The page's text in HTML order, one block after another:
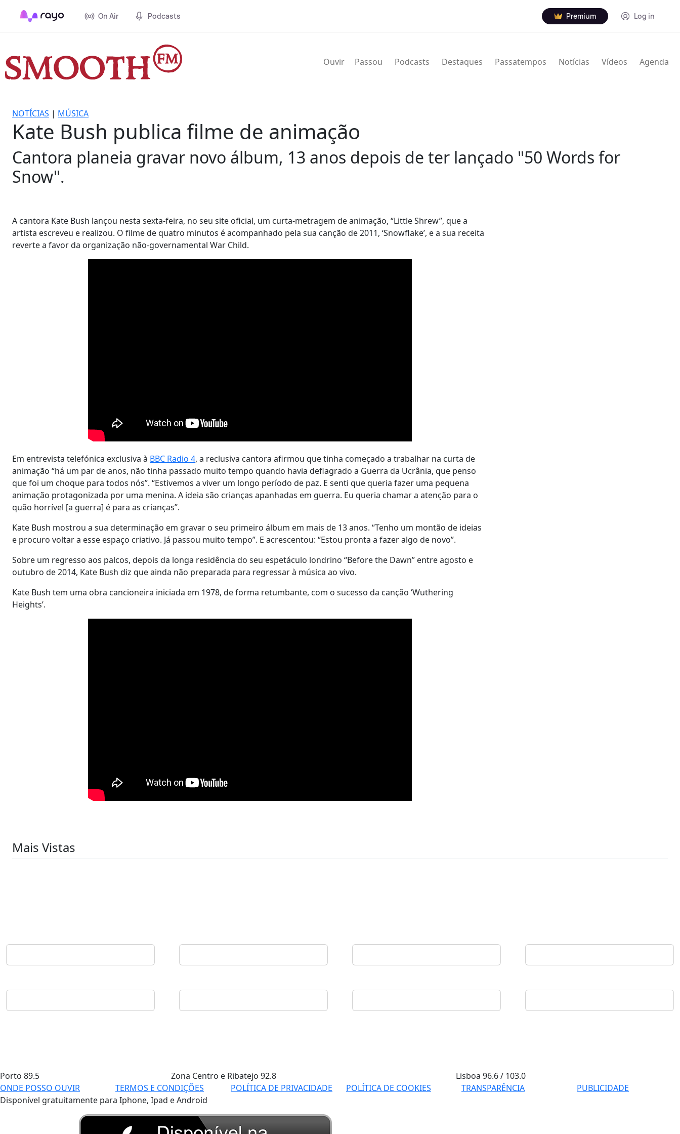
On Air Podcasts Premium Log in
Ouvir Passou Podcasts Destaques Passatempos Notícias Vídeos Agenda
NOTÍCIAS | MÚSICA
Kate Bush publica filme de animação
Cantora planeia gravar novo álbum, 13 anos depois de ter lançado "50 Words for
Snow".
A cantora Kate Bush lançou nesta sexta-feira, no seu site oficial, um curta-metragem de animação, “Little Shrew”, que a
artista escreveu e realizou. O filme de quatro minutos é acompanhado pela sua canção de 2011, ‘Snowflake’, e a sua receita
reverte a favor da organização não-governamental War Child.
Em entrevista telefónica exclusiva à BBC Radio 4, a reclusiva cantora afirmou que tinha começado a trabalhar na curta de
animação “há um par de anos, não tinha passado muito tempo quando havia deflagrado a Guerra da Ucrânia, que penso
que foi um choque para todos nós”. “Estivemos a viver um longo período de paz. E senti que queria fazer uma pequena
animação protagonizada por uma menina. A ideia são crianças apanhadas em guerra. Eu queria chamar a atenção para o
quão horrível [a guerra] é para as crianças”.
Kate Bush mostrou a sua determinação em gravar o seu primeiro álbum em mais de 13 anos. “Tenho um montão de ideias
e procuro voltar a esse espaço criativo. Já passou muito tempo”. E acrescentou: “Estou pronta a fazer algo de novo”.
Sobre um regresso aos palcos, depois da longa residência do seu espetáculo londrino “Before the Dawn” entre agosto e
outubro de 2014, Kate Bush diz que ainda não preparada para regressar à música ao vivo.
Kate Bush tem uma obra cancioneira iniciada em 1978, de forma retumbante, com o sucesso da canção ‘Wuthering
Heights’.
Mais Vistas
Porto 89.5 Zona Centro e Ribatejo 92.8 Lisboa96.6 / 103.0
ONDE POSSO OUVIR
TERMOS E CONDIÇÕES POLÍTICA DE PRIVACIDADE POLÍTICA DE COOKIES TRANSPARÊNCIA
PUBLICIDADE
Disponível gratuitamente para Iphone, Ipad e Android